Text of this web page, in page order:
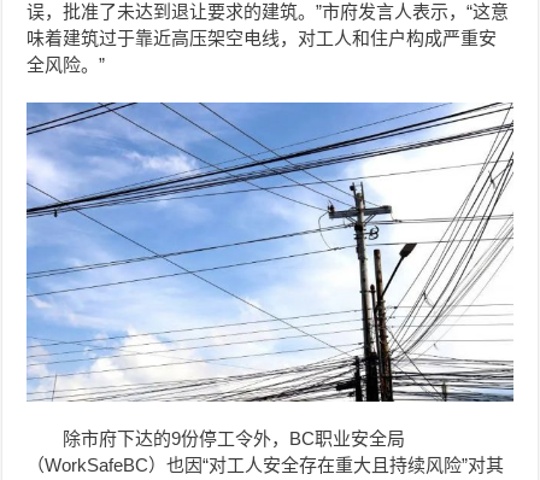
误，批准了未达到退让要求的建筑。”市府发言人表示，“这意
味着建筑过于靠近高压架空电线，对工人和住户构成严重安
全风险。”
除市府下达的9份停工令外，BC职业安全局
（WorkSafeBC）也因“对工人安全存在重大且持续风险”对其